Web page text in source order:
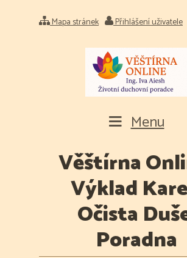
Mapa stránek Přihlášení uživatele
Menu
Věštírna
Výklad
Očista
Poradna